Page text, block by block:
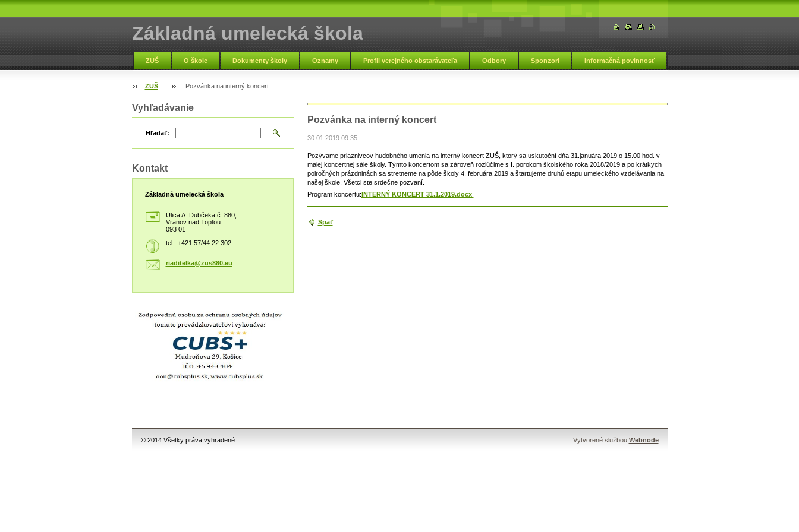
Základná umelecká škola
Vranov nad Topľou
ZUŠ O škole Dokumenty školy Oznamy Profil verejného obstarávateľa Odbory Sponzori Informačná povinnosť
ZUŠ Pozvánka na interný koncert
Pozvánka na interný koncert
30.01.2019 09:35
Pozývame priaznivcov hudobného umenia na interný koncert ZUŠ, ktorý sa uskutoční dňa 31.januára 2019 o 15.00 hod. v
malej koncertnej sále školy. Týmto koncertom sa zároveň rozlúčime s I. porokom školského roka 2018/2019 a po krátkych
polročných prázdninách sa stretneme na pôde školy 4. februára 2019 a štartujeme druhú etapu umeleckého vzdelávania na
našej škole. Všetci ste srdečne pozvaní.
Program koncertu:INTERNÝ KONCERT 31.1.2019.docx
Späť
Vyhľadávanie
Hľadať:
Kontakt
Základná umelecká škola
Ulica A. Dubčeka č. 880,
Vranov nad Topľou
093 01
tel.: +421 57/44 22 302
riaditelka@zus880.eu
© 2014 Všetky práva vyhradené. Vytvorené službou Webnode